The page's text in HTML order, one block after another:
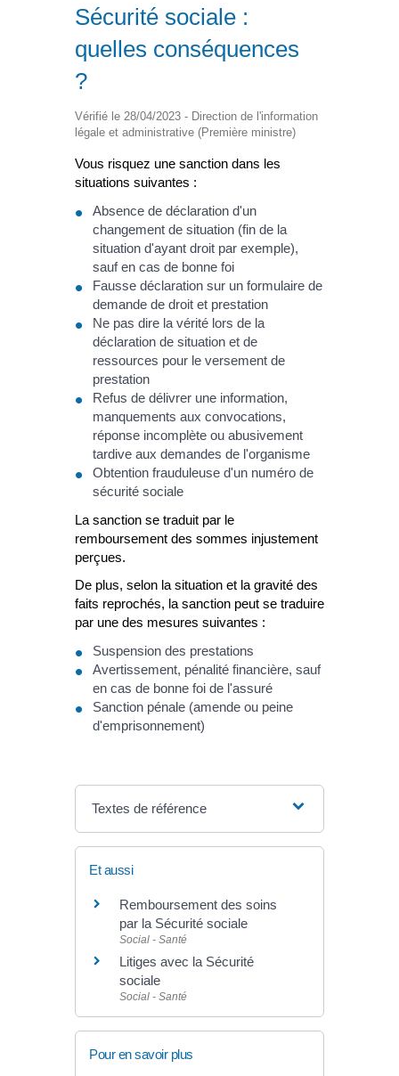
Sécurité sociale :
quelles conséquences
?
Vérifié le 28/04/2023 - Direction de l'information
légale et administrative (Première ministre)
Vous risquez une sanction dans les
situations suivantes :
Absence de déclaration d'un
changement de situation (fin de la
situation d'ayant droit par exemple),
sauf en cas de bonne foi
Fausse déclaration sur un formulaire de
demande de droit et prestation
Ne pas dire la vérité lors de la
déclaration de situation et de
ressources pour le versement de
prestation
Refus de délivrer une information,
manquements aux convocations,
réponse incomplète ou abusivement
tardive aux demandes de l'organisme
Obtention frauduleuse d'un numéro de
sécurité sociale
La sanction se traduit par le
remboursement des sommes injustement
perçues.
De plus, selon la situation et la gravité des
faits reprochés, la sanction peut se traduire
par une des mesures suivantes :
Suspension des prestations
Avertissement, pénalité financière, sauf
en cas de bonne foi de l'assuré
Sanction pénale (amende ou peine
d'emprisonnement)
Textes de référence
Et aussi
Remboursement des soins
par la Sécurité sociale
Social - Santé
Litiges avec la Sécurité
sociale
Social - Santé
Pour en savoir plus